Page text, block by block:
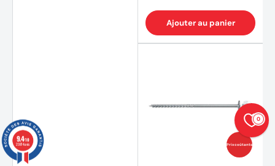
Ajouter au panier
Prix coûtants
0
9.4/10
23874 avis